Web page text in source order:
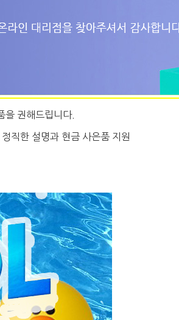
을 권해드립니다.
직한 설명과 현금 사은품 지원